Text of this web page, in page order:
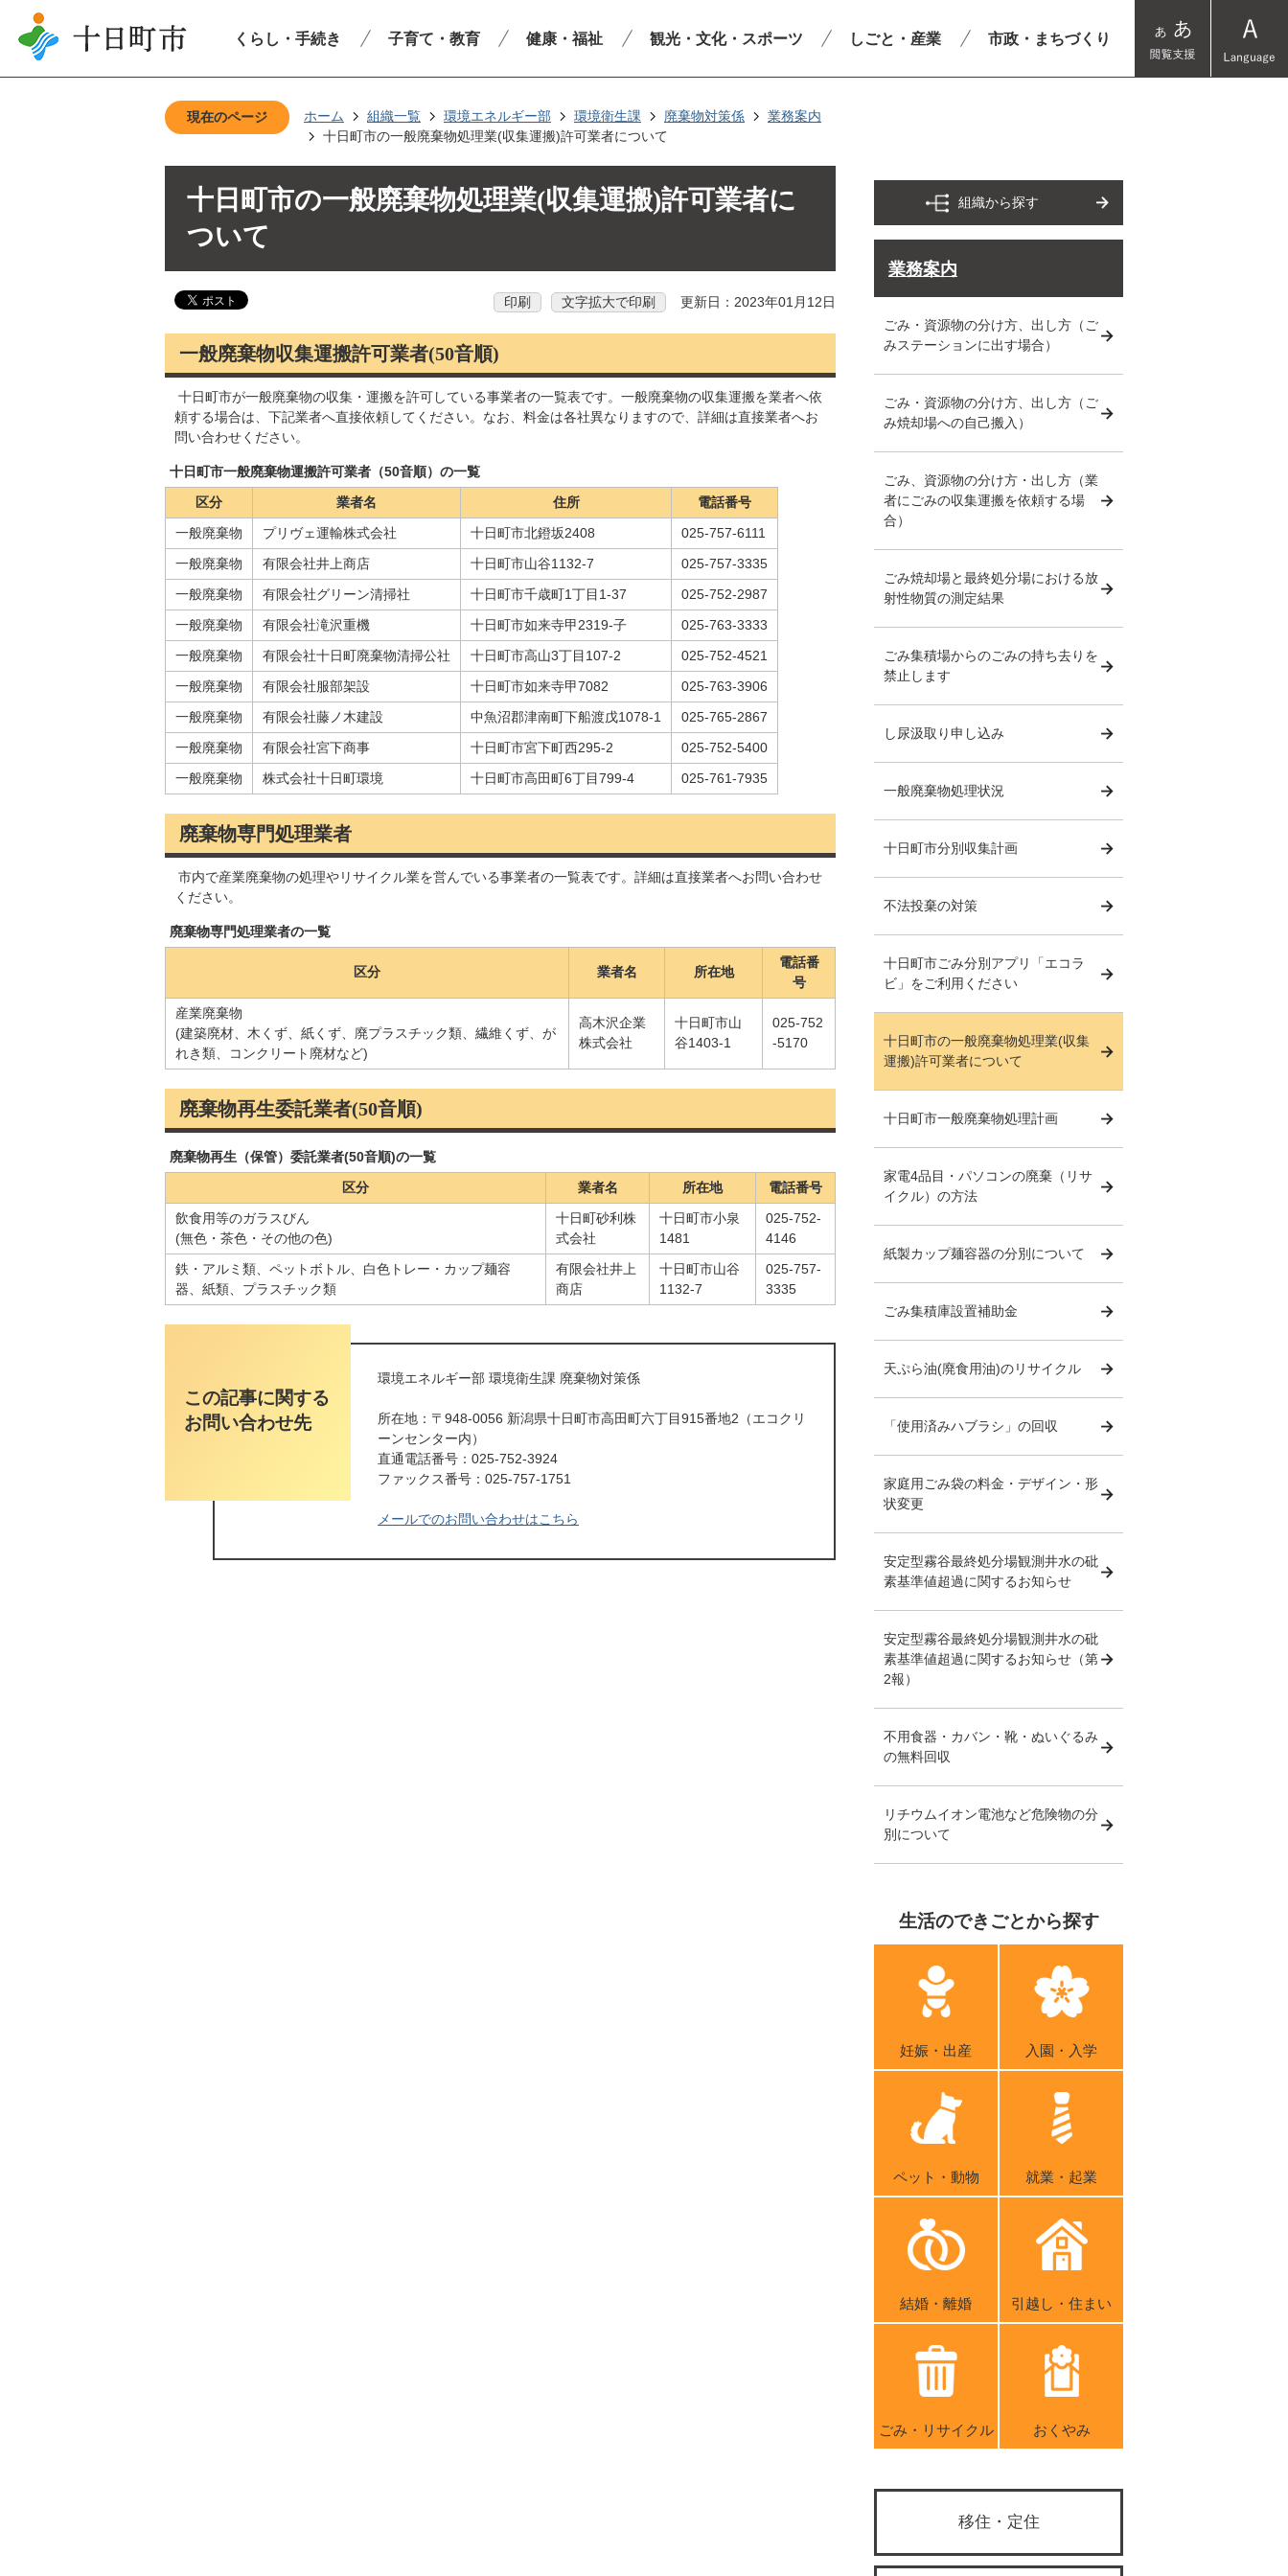
くらし・手続き 子育て・教育 健康・福祉 観光・文化・スポーツ しごと・産業 市政・まちづくり
現在のページ ホーム 組織一覧 環境エネルギー部 環境衛生課 廃棄物対策係
業務案内
十日町市の一般廃棄物処理業(収集運搬)許可業者について
十日町市の一般廃棄物処理業(収集運搬)許可業者に
ついて
印刷 文字拡大で印刷 更新日：2023年01月12日
一般廃棄物収集運搬許可業者(50音順)
十日町市が一般廃棄物の収集・運搬を許可している事業者の一覧表です。一般廃棄物の収集運搬を業者へ依
頼する場合は、下記業者へ直接依頼してください。なお、料金は各社異なりますので、詳細は直接業者へお
問い合わせください。
十日町市一般廃棄物運搬許可業者（50音順）の一覧
区分
業者名 住所
電話番号
一般廃棄物
プリヴェ運輸株式会社 十日町市北鐙坂2408
025-757-6111
一般廃棄物
有限会社井上商店 十日町市山谷1132-7
025-757-3335
一般廃棄物
有限会社グリーン清掃社 十日町市千歳町1丁目1-37
025-752-2987
一般廃棄物
有限会社滝沢重機 十日町市如来寺甲2319-子
025-763-3333
一般廃棄物
有限会社十日町廃棄物清掃公社 十日町市高山3丁目107-2
025-752-4521
一般廃棄物
有限会社服部架設 十日町市如来寺甲7082
025-763-3906
一般廃棄物
有限会社藤ノ木建設 中魚沼郡津南町下船渡戊1078-1
025-765-2867
一般廃棄物
有限会社宮下商事 十日町市宮下町西295-2
025-752-5400
一般廃棄物
株式会社十日町環境 十日町市高田町6丁目799-4 025-761-7935
廃棄物専門処理業者
市内で産業廃棄物の処理やリサイクル業を営んでいる事業者の一覧表です。詳細は直接業者へお問い合わせ
ください。
廃棄物専門処理業者の一覧
区分 業者名 所在地
電話番
号
産業廃棄物
(建築廃材、木くず、紙くず、廃プラスチック類、繊維くず、が
れき類、コンクリート廃材など)
高木沢企業
株式会社
十日町市山
谷1403-1
025-752
-5170
廃棄物再生委託業者(50音順)
廃棄物再生（保管）委託業者(50音順)の一覧
区分
業者名 所在地
電話番号
飲食用等のガラスびん
(無色・茶色・その他の色)
十日町砂利株
式会社
十日町市小泉
1481
025-752-
4146
鉄・アルミ類、ペットボトル、白色トレー・カップ麺容
器、紙類、プラスチック類
有限会社井上
商店
十日町市山谷
1132-7
025-757-
3335
この記事に関する
お問い合わせ先
環境エネルギー部 環境衛生課 廃棄物対策係
所在地：〒948-0056 新潟県十日町市高田町六丁目915番地2（エコクリ
ーンセンター内）
直通電話番号：025-752-3924
ファックス番号：025-757-1751
メールでのお問い合わせはこちら
組織から探す
業務案内
ごみ・資源物の分け方、出し方（ご
みステーションに出す場合）
ごみ・資源物の分け方、出し方（ご
み焼却場への自己搬入）
ごみ、資源物の分け方・出し方（業
者にごみの収集運搬を依頼する場
合）
ごみ焼却場と最終処分場における放
射性物質の測定結果
ごみ集積場からのごみの持ち去りを
禁止します
し尿汲取り申し込み
一般廃棄物処理状況
十日町市分別収集計画
不法投棄の対策
十日町市ごみ分別アプリ「エコラ
ビ」をご利用ください
十日町市の一般廃棄物処理業(収集
運搬)許可業者について
十日町市一般廃棄物処理計画
家電4品目・パソコンの廃棄（リサ
イクル）の方法
紙製カップ麺容器の分別について
ごみ集積庫設置補助金
天ぷら油(廃食用油)のリサイクル
「使用済みハブラシ」の回収
家庭用ごみ袋の料金・デザイン・形
状変更
安定型霧谷最終処分場観測井水の砒
素基準値超過に関するお知らせ
安定型霧谷最終処分場観測井水の砒
素基準値超過に関するお知らせ（第
2報）
不用食器・カバン・靴・ぬいぐるみ
の無料回収
リチウムイオン電池など危険物の分
別について
生活のできごとから探す
妊娠・出産 入園・入学
ペット・動物 就業・起業
結婚・離婚 引越し・住まい
ごみ・リサイクル おくやみ
移住・定住